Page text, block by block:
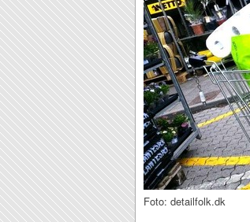
Foto: detailfolk.dk